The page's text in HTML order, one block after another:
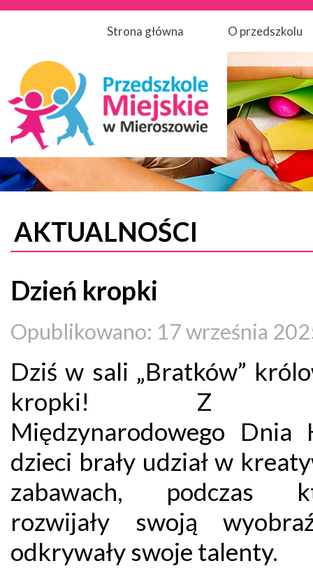
Strona główna O przedszkolu
AKTUALNOŚCI
Dzień kropki
Opublikowano: 17 września
Dziś w sali „Bratków”
kropki! Z
Międzynarodowego Dnia
dzieci brały udział w
zabawach, podczas
rozwijały swoją
odkrywały swoje talenty.